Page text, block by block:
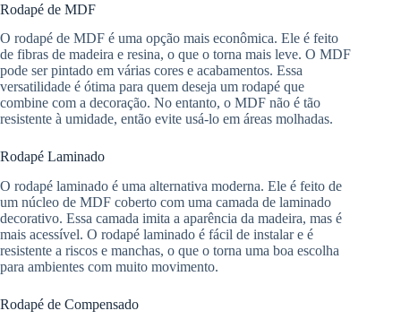
Rodapé de MDF
O rodapé de MDF é uma opção mais econômica. Ele é feito
de fibras de madeira e resina, o que o torna mais leve. O MDF
pode ser pintado em várias cores e acabamentos. Essa
versatilidade é ótima para quem deseja um rodapé que
combine com a decoração. No entanto, o MDF não é tão
resistente à umidade, então evite usá-lo em áreas molhadas.
Rodapé Laminado
O rodapé laminado é uma alternativa moderna. Ele é feito de
um núcleo de MDF coberto com uma camada de laminado
decorativo. Essa camada imita a aparência da madeira, mas é
mais acessível. O rodapé laminado é fácil de instalar e é
resistente a riscos e manchas, o que o torna uma boa escolha
para ambientes com muito movimento.
Rodapé de Compensado